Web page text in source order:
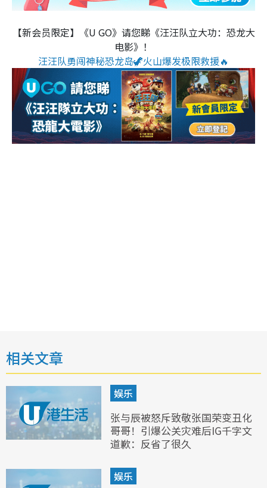
【新会员限定】《U GO》请您睇《汪汪队立大功：恐龙大
电影》！
汪汪队勇闯神秘恐龙岛🦖火山爆发极限救援🔥
相关文章
娱乐
张与辰被怒斥致敬张国荣变丑化
哥哥！引爆公关灾难后IG千字文
道歉：反省了很久
娱乐